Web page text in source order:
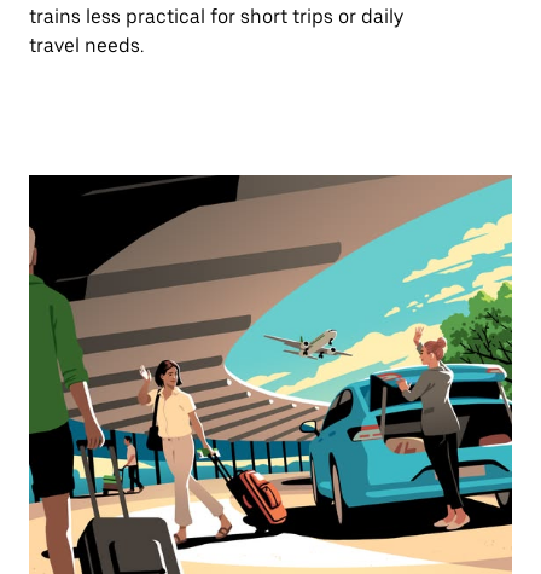
trains less practical for short trips or daily
travel needs.